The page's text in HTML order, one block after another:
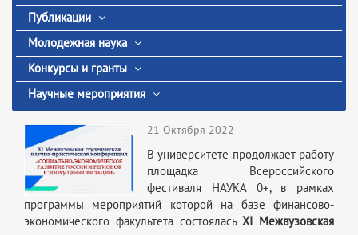
Публикации
Молодежная наука
Конкурсы и гранты
Научные мероприятия
21 Октября 2022
В университете продолжает работу
площадка Всероссийского
фестиваля НАУКА 0+, в рамках
программы мероприятий которой на базе финансово-
экономического факультета состояласьXI Межвузовская